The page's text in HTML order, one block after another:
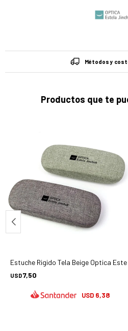
Métodos y
Productos que te
Jinchuk - Accesorios
Estuche Rigido Tela Beige Optica
USD7,50
USD 6,38